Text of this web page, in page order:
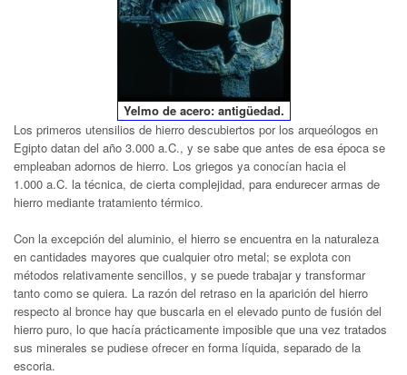
Yelmo de acero: antigüedad.
Los primeros utensilios de hierro descubiertos por los arqueólogos en
Egipto datan del año 3.000 a.C., y se sabe que antes de esa época se
empleaban adornos de hierro. Los griegos ya conocían hacia el
1.000 a.C. la técnica, de cierta complejidad, para endurecer armas de
hierro mediante tratamiento térmico.
Con la excepción del aluminio, el hierro se encuentra en la naturaleza
en cantidades mayores que cualquier otro metal; se explota con
métodos relativamente sencillos, y se puede trabajar y transformar
tanto como se quiera. La razón del retraso en la aparición del hierro
respecto al bronce hay que buscarla en el elevado punto de fusión del
hierro puro, lo que hacía prácticamente imposible que una vez tratados
sus minerales se pudiese ofrecer en forma líquida, separado de la
escoria.